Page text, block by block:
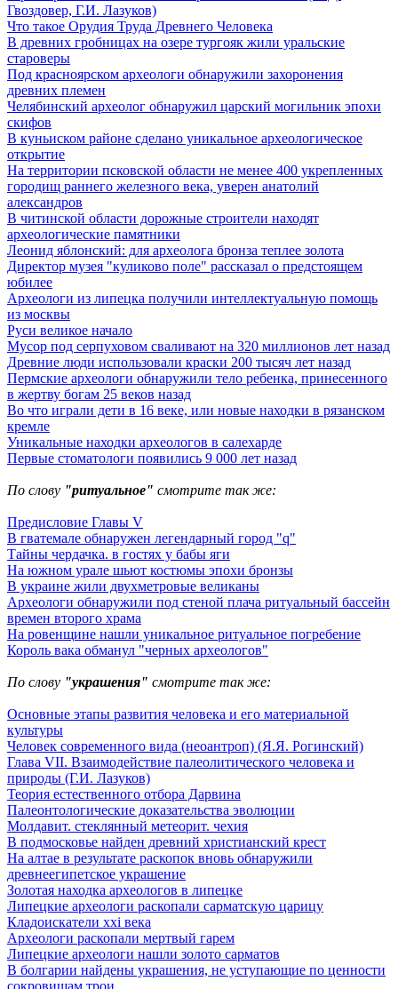
Гвоздовер, Г.И. Лазуков)
Что такое Орудия Труда Древнего Человека
В древних гробницах на озере тургояк жили уральские
староверы
Под красноярском археологи обнаружили захоронения
древних племен
Челябинский археолог обнаружил царский могильник эпохи
скифов
В куньиском районе сделано уникальное археологическое
открытие
На территории псковской области не менее 400 укрепленных
городищ раннего железного века, уверен анатолий
александров
В читинской области дорожные строители находят
археологические памятники
Леонид яблонский: для археолога бронза теплее золота
Директор музея "куликово поле" рассказал о предстоящем
юбилее
Археологи из липецка получили интеллектуальную помощь
из москвы
Руси великое начало
Мусор под cерпуховом сваливают на 320 миллионов лет назад
Древние люди использовали краски 200 тысяч лет назад
Пермские археологи обнаружили тело ребенка, принесенного
в жертву богам 25 веков назад
Во что играли дети в 16 веке, или новые находки в рязанском
кремле
Уникальные находки археологов в салехарде
Первые стоматологи появились 9 000 лет назад
По слову "ритуальное" смотрите так же:
Предисловие Главы V
В гватемале обнаружен легендарный город "q"
Тайны чердачка. в гостях у бабы яги
На южном урале шьют костюмы эпохи бронзы
В украине жили двухметровые великаны
Археологи обнаружили под стеной плача ритуальный бассейн
времен второго храма
На ровенщине нашли уникальное ритуальное погребение
Король вака обманул "черных археологов"
По слову "украшения" смотрите так же:
Основные этапы развития человека и его материальной
культуры
Человек современного вида (неоантроп) (Я.Я. Рогинский)
Глава VII. Взаимодействие палеолитического человека и
природы (Г.И. Лазуков)
Теория естественного отбора Дарвина
Палеонтологические доказательства эволюции
Молдавит. стеклянный метеорит. чехия
В подмосковье найден древний христианский крест
На алтае в результате раскопок вновь обнаружили
древнеегипетское украшение
Золотая находка археологов в липецке
Липецкие археологи раскопали сарматскую царицу
Кладоискатели xxi века
Археологи раскопали мертвый гарем
Липецкие археологи нашли золото сарматов
В болгарии найдены украшения, не уступающие по ценности
сокровищам трои